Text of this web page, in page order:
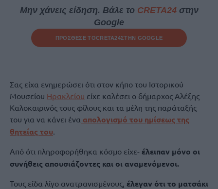
Μην χάνεις είδηση. Βάλε το CRETA24στην
Google
ΠΡΟΣΘΕΣΕ ΤΟCRETA24ΣΤΗΝ GOOGLE
Σας είχα ενημερώσει ότι στον κήπο του Ιστορικού
Μουσείου Ηρακλείου είχε καλέσει ο δήμαρχος Αλέξης
Καλοκαιρινός τους φίλους και τα μέλη της παράταξής
του για να κάνει ένα απολογισμό του ημίσεως της
θητείας του.
Από ότι πληροφορήθηκα κόσμο είχε- έλειπαν μόνο οι
συνήθεις απουσιάζοντες και οι αναμενόμενοι.
Τους είδα λίγο ανατρανισμένους, έλεγαν ότι το ματσάκι